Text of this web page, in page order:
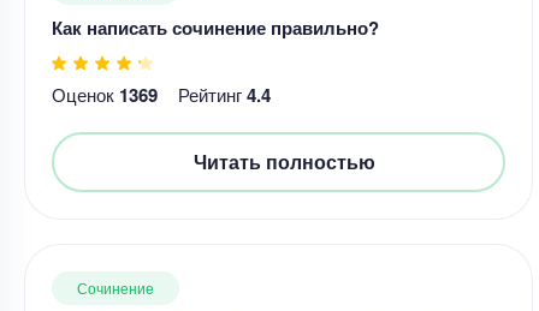
Как написать сочинение правильно?
Оценок 1369 Рейтинг4.4
Читать полностью
Сочинение